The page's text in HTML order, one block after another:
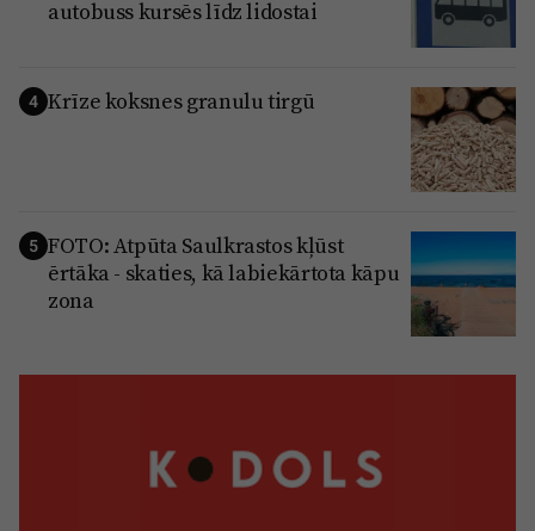
autobuss kursēs līdz lidostai
4 Krīze koksnes granulu tirgū
5 FOTO: Atpūta Saulkrastos kļūst
ērtāka - skaties, kā labiekārtota kāpu
zona